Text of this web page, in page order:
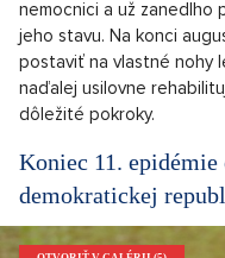
nemocnici a už zanedlho
jeho stavu. Na konci
postaviť na vlastné nohy
naďalej usilovne
dôležité pokroky.
Koniec 11.
demokratickej